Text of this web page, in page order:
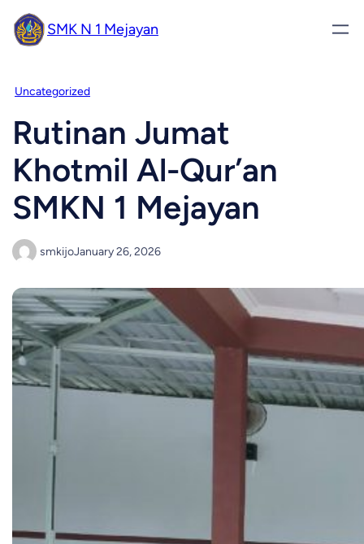
SMK N 1 Mejayan
Uncategorized
Rutinan Jumat
Khotmil Al-Qur’an
SMKN 1 Mejayan
smkijoJanuary 26, 2026